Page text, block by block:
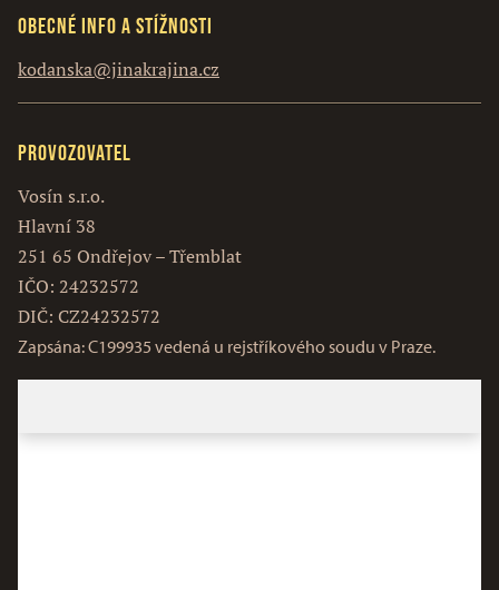
Obecné info a stížnosti
kodanska@jinakrajina.cz
Provozovatel
Vosín s.r.o.
Hlavní 38
251 65 Ondřejov – Třemblat
IČO: 24232572
DIČ: CZ24232572
Zapsána: C199935 vedená u rejstříkového soudu v Praze.